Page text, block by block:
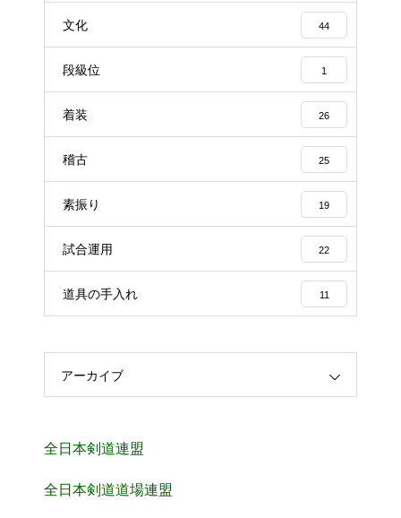
文化 44
段級位 1
着装 26
稽古 25
素振り 19
試合運用 22
道具の手入れ 11
アーカイブ
全日本剣道連盟
全日本剣道道場連盟